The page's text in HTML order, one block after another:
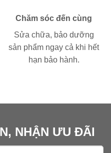
Chăm sóc đến cùng
Sửa chữa, bảo dưỡng
sản phẩm ngay cả khi hết
hạn bảo hành.
NHẬN ƯU ĐÃI